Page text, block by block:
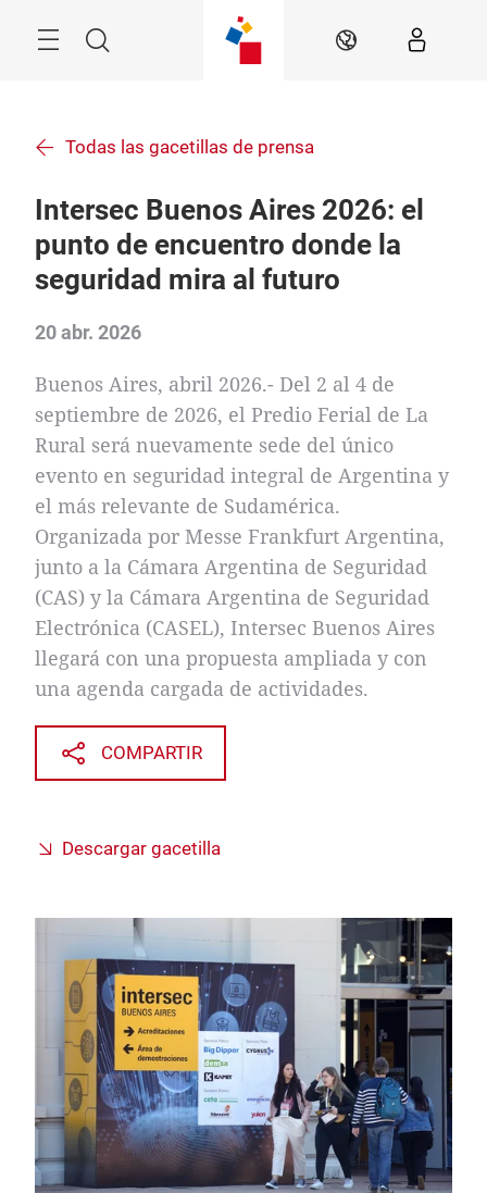
Buscar ES
Todas las gacetillas de prensa
Intersec Buenos Aires 2026: el
punto de encuentro donde la
seguridad mira al futuro
20 abr. 2026
Buenos Aires, abril 2026.- Del 2 al 4 de
septiembre de 2026, el Predio Ferial de La
Rural será nuevamente sede del único
evento en seguridad integral de Argentina y
el más relevante de Sudamérica.
Organizada por Messe Frankfurt Argentina,
junto a la Cámara Argentina de Seguridad
(CAS) y la Cámara Argentina de Seguridad
Electrónica (CASEL), Intersec Buenos Aires
llegará con una propuesta ampliada y con
una agenda cargada de actividades.
COMPARTIR
Descargar gacetilla